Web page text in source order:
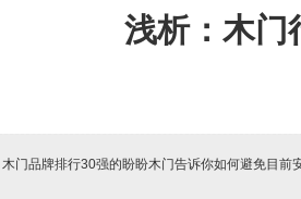
浅析：木门
木门品牌排行30强的盼盼木门告诉你如何避免目前